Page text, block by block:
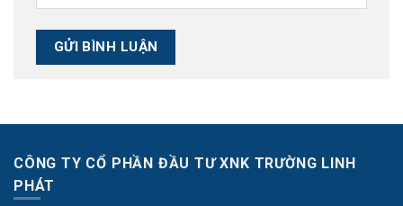
CÔNG TY CỔ PHẦN ĐẦU TƯ XNK TRƯỜNG LINH
PHÁT